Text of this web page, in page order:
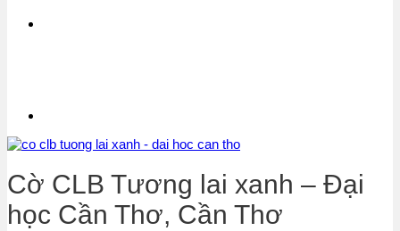
Cờ CLB Tương lai xanh – Đại
học Cần Thơ, Cần Thơ